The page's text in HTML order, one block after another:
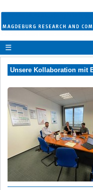
☰
Unsere Kollaboration mit